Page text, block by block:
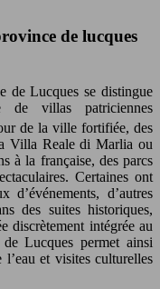
de lucques
de Lucques se distingue
de villas patriciennes
de la ville fortifiée, des
Villa Reale di Marlia ou
à la française, des parcs
Certaines ont
d’autres
des suites historiques,
discrètement intégrée au
Lucques permet ainsi
l’eau et visites culturelles